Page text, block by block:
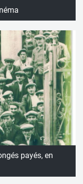
payés, en